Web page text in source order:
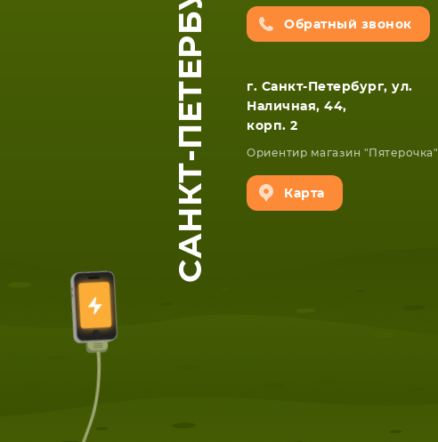
САНКТ-ПЕТЕРБУРГ Обратный звонок
г. Санкт-Петербург, ул.
Наличная, 44,
корп. 2
Ориентир магазин "Пятерочка"
Карта